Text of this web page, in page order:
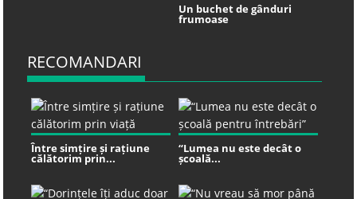
Un buchet de gânduri
frumoase
RECOMANDARI
Între simțire și rațiune
călătorim prin...
“Lumea nu este decât o
școală...